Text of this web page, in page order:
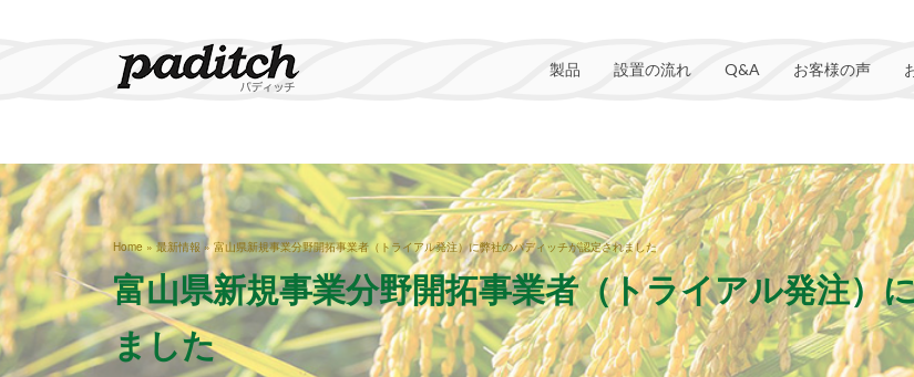
お客様の声
Q&A
設置の流れ
製品
Home » 最新情報 » 富山県新規事業分野開拓事業者（トライアル発注）に弊社のパディッチが認定されました
富山県新規事業分野開拓事業者（トライアル発注）
ました